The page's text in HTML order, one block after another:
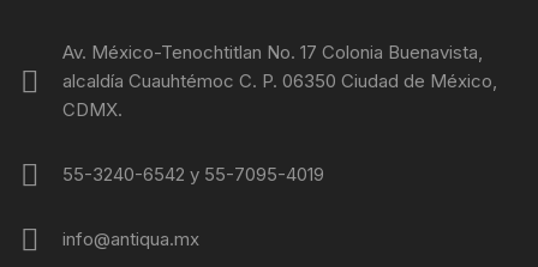
Av. México-Tenochtitlan No. 17 Colonia Buenavista,
alcaldía Cuauhtémoc C. P. 06350 Ciudad de México,
CDMX.
55-3240-6542 y 55-7095-4019
info@antiqua.mx